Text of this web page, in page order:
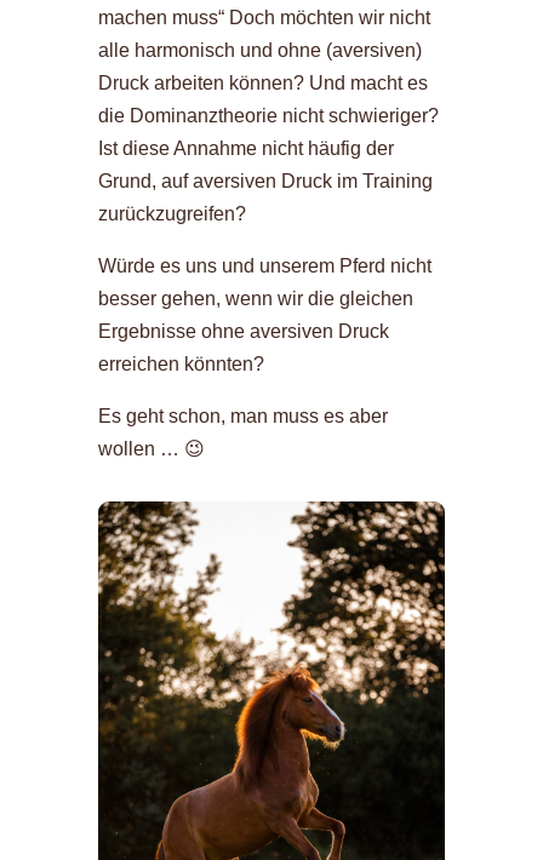
machen muss“ Doch möchten wir nicht
alle harmonisch und ohne (aversiven)
Druck arbeiten können? Und macht es
die Dominanztheorie nicht schwieriger?
Ist diese Annahme nicht häufig der
Grund, auf aversiven Druck im Training
zurückzugreifen?
Würde es uns und unserem Pferd nicht
besser gehen, wenn wir die gleichen
Ergebnisse ohne aversiven Druck
erreichen könnten?
Es geht schon, man muss es aber
wollen … 😉